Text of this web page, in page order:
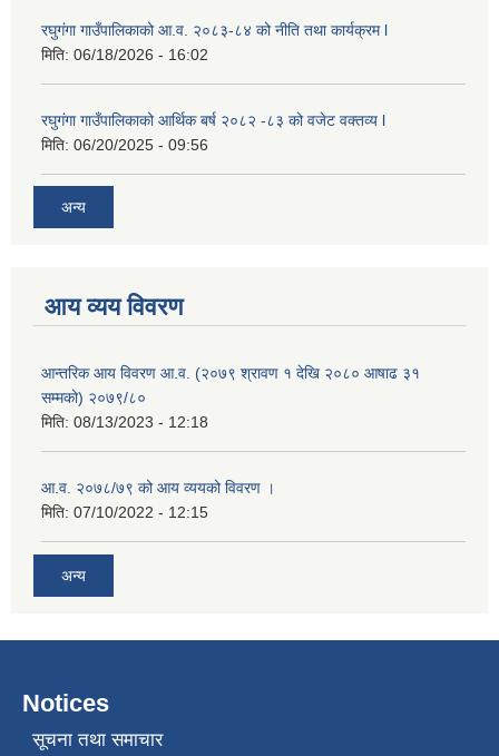
रघुगंगा गाउँपालिकाको आ.व. २०८३-८४ को नीति तथा कार्यक्रम l
मिति: 06/18/2026 - 16:02
रघुगंगा गाउँपालिकाको आर्थिक बर्ष २०८२ -८३ को वजेट वक्तव्य l
मिति: 06/20/2025 - 09:56
अन्य
आय व्यय विवरण
आन्तरिक आय विवरण आ.व. (२०७९ श्रावण १ देखि २०८० आषाढ ३१
सम्मको) २०७९/८०
मिति: 08/13/2023 - 12:18
आ.व. २०७८/७९ को आय व्ययको विवरण ।
मिति: 07/10/2022 - 12:15
अन्य
Notices
सूचना तथा समाचार